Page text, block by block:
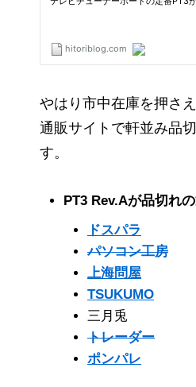
やはり市中在庫を押さ
通販サイトで軒並み品
す。
PT3 Rev.Aが品切れ
ドスパラ
パソコン工房
上海問屋
TSUKUMO
三月兎
トレーダー
ポンパレ